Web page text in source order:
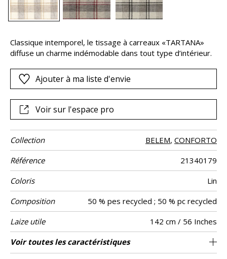
Classique intemporel, le tissage à carreaux «TARTANA»
diffuse un charme indémodable dans tout type d’intérieur.
Ajouter à ma liste d'envie
Voir sur l'espace pro
Collection BELEM, CONFORTO
Référence
21340179
Coloris
Lin
Composition
50 % pes recycled ; 50 % pc recycled
Laize utile
142 cm / 56 Inches
Rétrécissement
<2%
Raccord Raccord droit
Test
Martindale
50000
Usage
martindale
Siège à usage intensif : >40,000 cycles
(Martindale) et/ou >30,000 doubles rubs
Wyzenbeek 45000
Sens De large
Poids g/m² 410
Performance
Accoustique
aw - 0.15
Usage
Entretien
Anti tache
Easy Clean
Pays d'origine Turquie
Rapport
Horizontal
18 cm / 7 Inches
Rapport
Vertical
18 cm / 7 Inches
Caractéristiques
Outdoor
Voir toutes les caractéristiques